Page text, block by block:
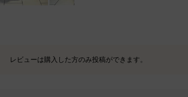
レビューは購入した方のみ投稿ができます。